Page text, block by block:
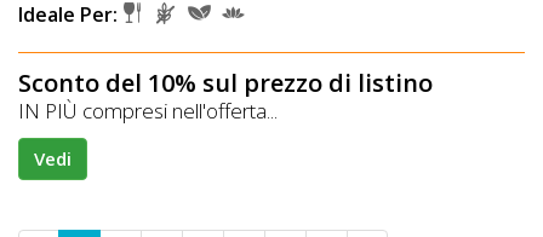
Ideale Per:
Sconto del 10% sul prezzo di listino
IN PIÙ compresi nell'offerta...
Vedi